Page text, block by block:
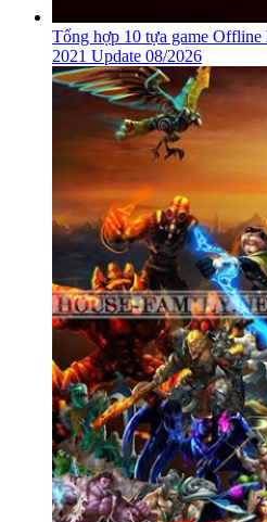
Tổng hợp 10 tựa game Offline
2021 Update 08/2026